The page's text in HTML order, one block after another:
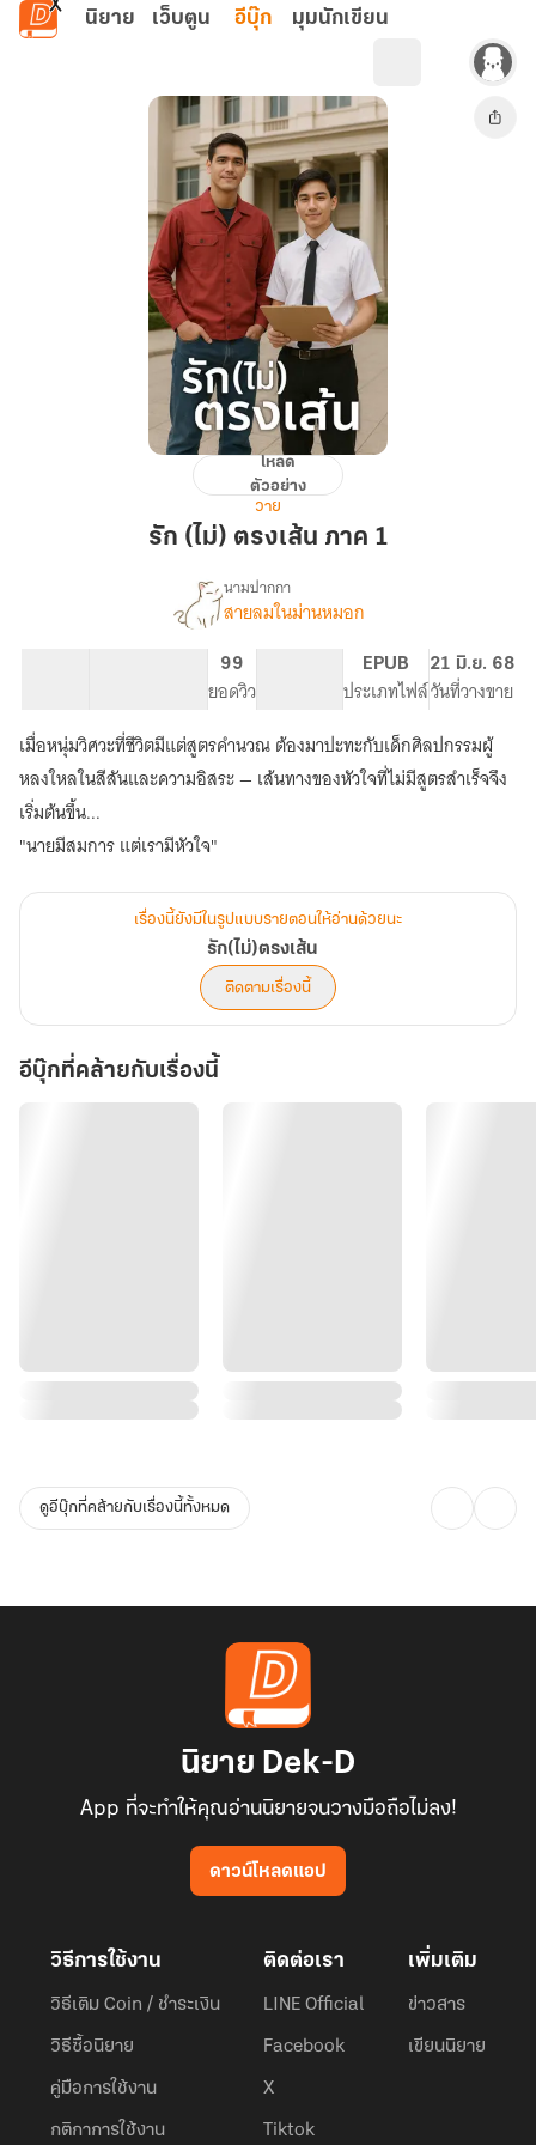
ข้ามไปยังเนื้อหาหลัก
นิยาย เว็บตูน อีบุ๊ก มุมนักเขียน
ตรง
โหลด
ตัวอย่าง
วาย
รัก (ไม่) ตรงเส้น ภาค 1
เรื่อง
นามปากกา
สายลมในม่านหมอก
99
ยอดวิว
EPUB
ประเภทไฟล์
21 มิ.ย. 68
วันที่วางขาย
เมื่อหนุ่มวิศวะที่ชีวิตมีแต่สูตรคำนวณ ต้องมาปะทะกับเด็กศิลปกรรมผู้
หลงใหลในสีสันและความอิสระ — เส้นทางของหัวใจที่ไม่มีสูตรสำเร็จจึง
เริ่มต้นขึ้น...
"นายมีสมการ แต่เรามีหัวใจ"
เรื่องนี้ยังมีในรูปแบบรายตอนให้อ่านด้วยนะ
รัก(ไม่)ตรงเส้น
ติดตามเรื่องนี้
อีบุ๊กที่คล้ายกับเรื่องนี้
ดูอีบุ๊กที่คล้ายกับเรื่องนี้ทั้งหมด
นิยาย Dek-D
App ที่จะทำให้คุณอ่านนิยายจนวางมือถือไม่ลง!
ดาวน์โหลดแอป
วิธีการใช้งาน
วิธีเติม Coin / ชำระเงิน
วิธีซื้อนิยาย
คู่มือการใช้งาน
กติกาการใช้งาน
ติดต่อเรา
LINE Official
Facebook
X
Tiktok
เพิ่มเติม
ข่าวสาร
เขียนนิยาย